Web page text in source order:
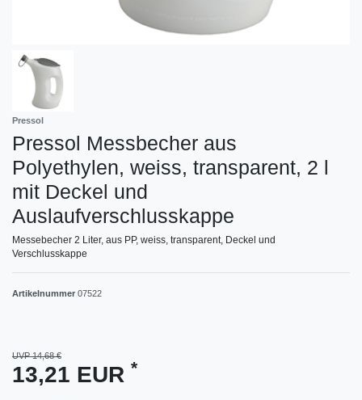
Pressol
Pressol Messbecher aus
Polyethylen, weiss, transparent, 2 l
mit Deckel und
Auslaufverschlusskappe
Messebecher 2 Liter, aus PP, weiss, transparent, Deckel und
Verschlusskappe
Artikelnummer 07522
UVP 14,68 €
13,21 EUR *